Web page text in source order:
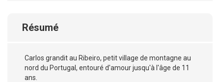
Résumé
Carlos grandit au Ribeiro, petit village de montagne au
nord du Portugal, entouré d'amour jusqu'à l'âge de 11
ans.